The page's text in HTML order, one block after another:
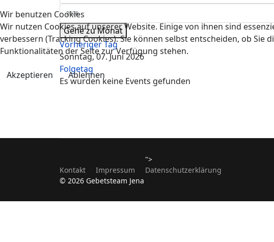
Gehe zu Monat
Vorheriger Tag
Sonntag, 07. Juni 2026
Folgetag
Es wurden keine Events gefunden
Kontakt Impressum
">
Datenschutzerklärung
© 2026 Gebetsteam Jena
Wir benutzen Cookies
Wir nutzen Cookies auf unserer Website. Einige von ihnen sind
verbessern (Tracking Cookies). Sie können selbst entscheiden, ob
Funktionalitäten der Seite zur Verfügung stehen.
Akzeptieren Ablehnen